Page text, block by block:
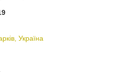
Україна